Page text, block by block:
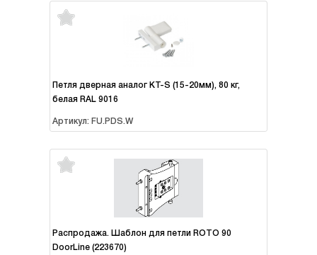
Петля дверная аналог KT-S (15-20мм), 80 кг,
белая RAL 9016
Артикул: FU.PDS.W
Распродажа. Шаблон для петли ROTO 90
DoorLine (223670)